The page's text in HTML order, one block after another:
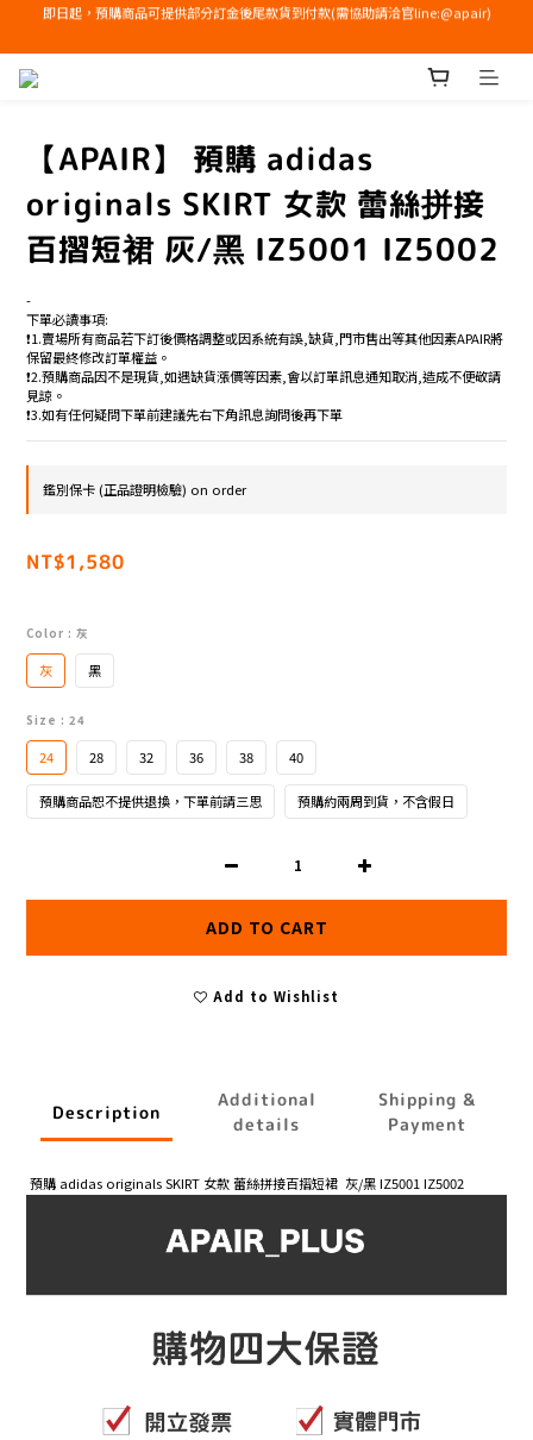
右下角加入LINE領免運+$100優惠券
右下角加入LINE領免運+$100優惠券
即日起，預購商品可提供部分訂金後尾款貨到付款(需協助請洽官line:@apair)
【APAIR】 預購 adidas
originals SKIRT 女款 蕾絲拼接
百摺短裙 灰/黑 IZ5001 IZ5002
-
下單必讀事項:
❗️1.賣場所有商品若下訂後價格調整或因系統有誤,缺貨,門市售出等其他因素APAIR將
保留最終修改訂單權益。
❗️2.預購商品因不是現貨,如遇缺貨漲價等因素,會以訂單訊息通知取消,造成不便敬請
見諒。
❗️3.如有任何疑問下單前建議先右下角訊息詢問後再下單
鑑別保卡 (正品證明檢驗) on order
NT$1,580
Color : 灰
灰 黑
Size : 24
24 28 32 36 38 40
預購商品恕不提供退換，下單前請三思 預購約兩周到貨，不含假日
ADD TO CART
Add to Wishlist
Description
Additional
details
Shipping &
Payment
預購 adidas originals SKIRT 女款 蕾絲拼接百摺短裙 灰/黑 IZ5001 IZ5002